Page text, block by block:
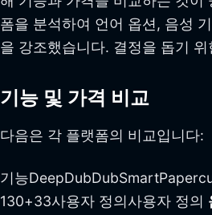
폼을 분석하여 언어 옵션, 음성
을 강조했습니다. 결정을 돕기
기능 및 가격 비교
다음은 각 플랫폼의 비교입니다:
기능
130+33사용자 정의사용자 정의